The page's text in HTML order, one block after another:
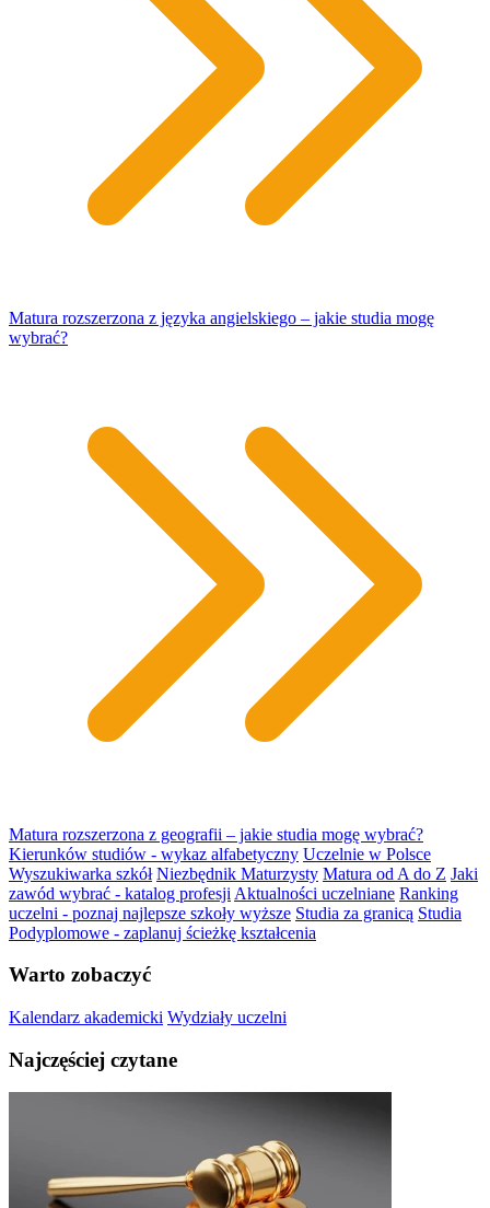
Matura rozszerzona z języka angielskiego – jakie studia mogę
wybrać?
Matura rozszerzona z geografii – jakie studia mogę wybrać?
Kierunków studiów - wykaz alfabetyczny Uczelnie w Polsce
Wyszukiwarka szkół Niezbędnik Maturzysty Matura od A do Z Jaki
zawód wybrać - katalog profesji Aktualności uczelniane Ranking
uczelni - poznaj najlepsze szkoły wyższe Studia za granicą Studia
Podyplomowe - zaplanuj ścieżkę kształcenia
Warto zobaczyć
Kalendarz akademicki Wydziały uczelni
Najczęściej czytane